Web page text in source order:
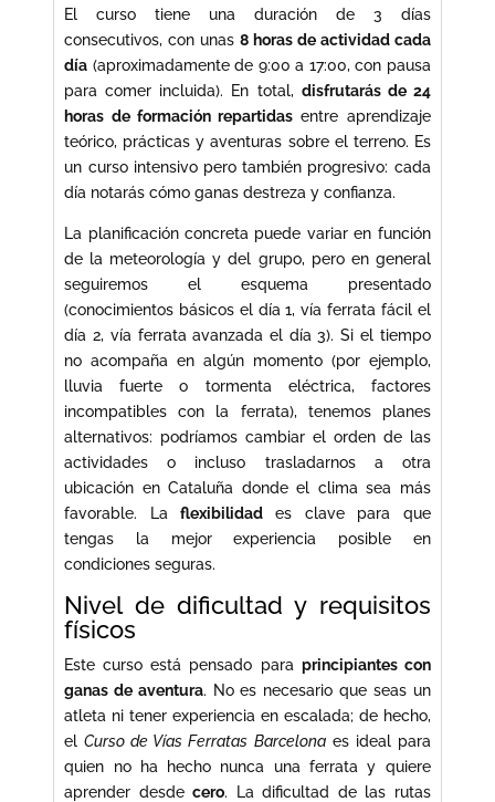
El curso tiene una duración de 3 días
consecutivos, con unas8 horas de actividad cada
día (aproximadamente de 9:00 a 17:00, con pausa
para comer incluida). En total, disfrutarás de 24
horas de formación repartidas entre aprendizaje
teórico, prácticas y aventuras sobre el terreno. Es
un curso intensivo pero también progresivo: cada
día notarás cómo ganas destreza y confianza.
La planificación concreta puede variar en función
de la meteorología y del grupo, pero en general
seguiremos el esquema presentado
(conocimientos básicos el día 1, vía ferrata fácil el
día 2, vía ferrata avanzada el día 3). Si el tiempo
no acompaña en algún momento (por ejemplo,
lluvia fuerte o tormenta eléctrica, factores
incompatibles con la ferrata), tenemos planes
alternativos: podríamos cambiar el orden de las
actividades o incluso trasladarnos a otra
ubicación en Cataluña donde el clima sea más
favorable. Laflexibilidad es clave para que
tengas la mejor experiencia posible en
condiciones seguras.
Nivel de dificultad y requisitos
físicos
Este curso está pensado para principiantes con
ganas de aventura. No es necesario que seas un
atleta ni tener experiencia en escalada; de hecho,
elCurso de Vías Ferratas Barcelonaes ideal para
quien no ha hecho nunca una ferrata y quiere
aprender desdecero. La dificultad de las rutas